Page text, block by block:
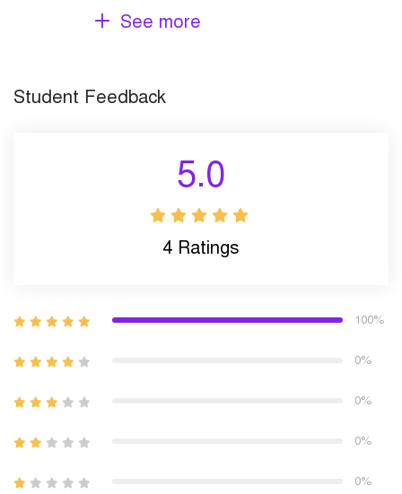
See more
Student Feedback
5.0
4 Ratings
100%
0%
0%
0%
0%